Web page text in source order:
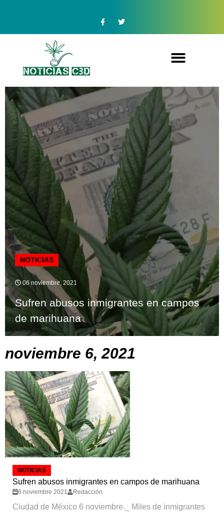
NOTICIAS
06 noviembre, 2021
Sufren abusos inmigrantes en campos
de marihuana
noviembre 6, 2021
NOTICIAS
Sufren abusos inmigrantes en campos de marihuana
6 noviembre 2021 Redacción
Ciudad de México 6 noviembre._ Miles de inmigrantes